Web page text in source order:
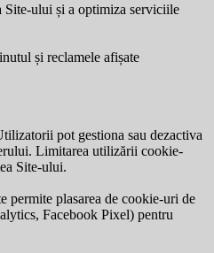
Site-ului și a optimiza serviciile
și reclamele afișate
pot gestiona sau dezactiva
Limitarea utilizării cookie-
Site-ului.
permite plasarea de cookie-uri de
Facebook Pixel) pentru